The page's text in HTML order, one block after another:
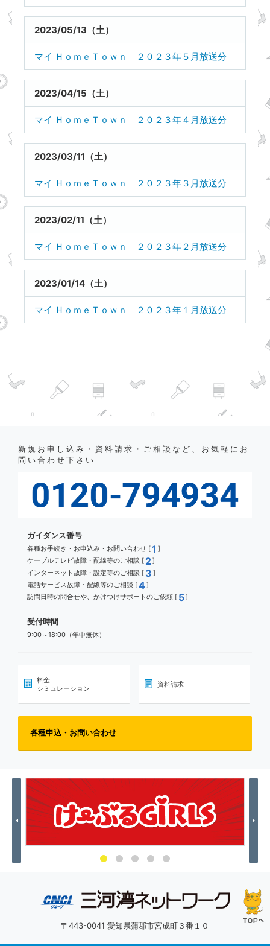
2023/05/13（土）
マイ ＨｏｍｅＴｏｗｎ ２０２３年５月放送分
2023/04/15（土）
マイ ＨｏｍｅＴｏｗｎ ２０２３年４月放送分
2023/03/11（土）
マイ ＨｏｍｅＴｏｗｎ ２０２３年３月放送分
2023/02/11（土）
マイ ＨｏｍｅＴｏｗｎ ２０２３年２月放送分
2023/01/14（土）
マイ ＨｏｍｅＴｏｗｎ ２０２３年１月放送分
新規お申し込み・資料請求・ご相談など、お気軽にお
問い合わせ下さい
ガイダンス番号
各種お手続き・お申込み・お問い合わせ [1 ]
ケーブルテレビ故障・配線等のご相談 [ 2]
インターネット故障・設定等のご相談 [ 3 ]
電話サービス故障・配線等のご相談 [4]
訪問日時の問合せや、かけつけサポートのご依頼 [ 5]
受付時間
9:00～18:00（年中無休）
料金
シミュレーション
資料請求
各種申込・お問い合わせ
Previous Next
〒443-0041 愛知県蒲郡市宮成町３番１０